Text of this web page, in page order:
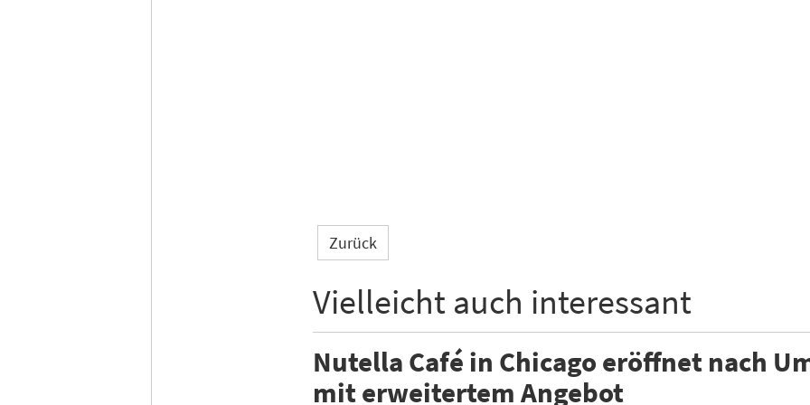
Zurück
Vielleicht auch interessant
Nutella Café in Chicago eröffnet nach
mit erweitertem Angebot